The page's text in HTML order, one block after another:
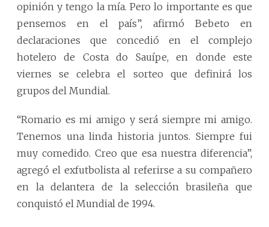
opinión y tengo la mía. Pero lo importante es que
pensemos en el país”, afirmó Bebeto en
declaraciones que concedió en el complejo
hotelero de Costa do Sauípe, en donde este
viernes se celebra el sorteo que definirá los
grupos del Mundial.
“Romario es mi amigo y será siempre mi amigo.
Tenemos una linda historia juntos. Siempre fui
muy comedido. Creo que esa nuestra diferencia”,
agregó el exfutbolista al referirse a su compañero
en la delantera de la selección brasileña que
conquistó el Mundial de 1994.